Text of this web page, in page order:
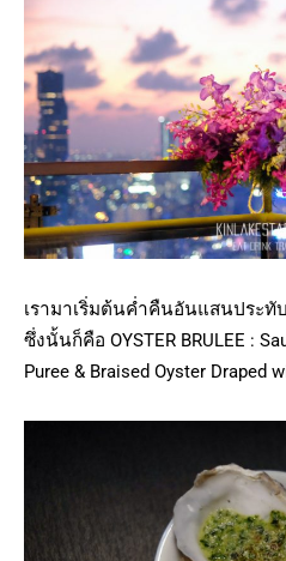
เรามาเริ่มต้นค่ำคืนอันแสนประทับ
ซึ่งนั้นก็คือ OYSTER BRULEE :
Puree & Braised Oyster Draped